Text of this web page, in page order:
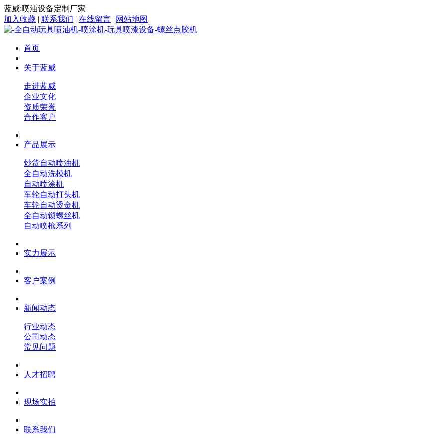
蓝威:喷油设备定制厂家
加入收藏 | 联系我们 | 在线留言 | 网站地图
首页
关于蓝威
走进蓝威
企业文化
资质荣誉
合作客户
产品展示
炒货自动喷油机
全自动洗模机
自动喷涂机
车轮自动打头机
车轮自动烫金机
全自动锁螺丝机
自动喷枪系列
实力展示
客户案例
新闻动态
行业动态
公司动态
常见问题
人才招聘
现场实拍
联系我们